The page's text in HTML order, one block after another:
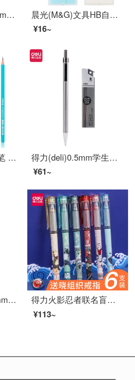
天色 带环黄铜笔 0.5mm复古签字笔/创意文艺怀旧中性笔 水笔商务办公礼品笔免费刻字 短款-光面 单支装
晨光(M&G)文具HB自动铅笔替芯 0.5mm树脂铅芯 优品系列学生考试铅笔芯 60mm*20根/盒 单个装颜色随机ASL37402
¥16~
得力(deli)50支HB铅笔 儿童六角杆抑菌铅笔 学生书写绘图素描铅笔 58195
得力(deli)0.5mm学生自动铅笔套装 考试绘图活动铅笔(笔+铅芯)S713
¥61~
晨光(M&G)文具0.5mm黑色中性笔 蝴蝶结款金属子弹头签字笔 玫瑰金水笔 单支装AGPW9503
得力火影忍者联名盲盒中性笔全针管黑色水笔签字笔0.5mm学生办公高颜值ins速干 【火影忍者】盲盒笔4支装
¥113~